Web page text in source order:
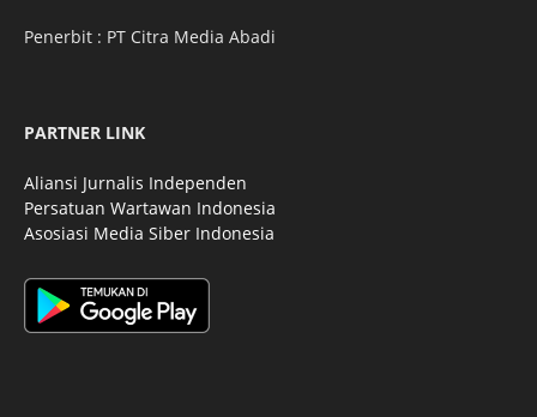
Penerbit : PT Citra Media Abadi
PARTNER LINK
Aliansi Jurnalis Independen
Persatuan Wartawan Indonesia
Asosiasi Media Siber Indonesia